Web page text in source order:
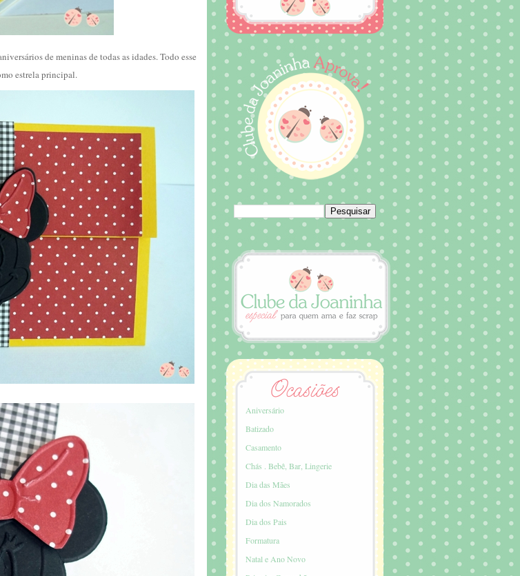
de meninas de todas as idades. Todo esse
estrela principal.
Aniversário
Batizado
Casamento
Chás . Bebê, Bar, Lingerie
Dia das Mães
Dia dos Namorados
Dia dos Pais
Formatura
Natal e Ano Novo